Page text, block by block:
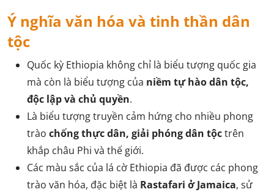
Ý nghĩa văn hóa và tinh thần dân
tộc
Quốc kỳ Ethiopia không chỉ là biểu tượng quốc gia
mà còn là biểu tượng của niềm tự hào dân tộc,
độc lập và chủ quyền.
Là biểu tượng truyền cảm hứng cho nhiều phong
trào chống thực dân, giải phóng dân tộctrên
khắp châu Phi và thế giới.
Các màu sắc của lá cờ Ethiopia đã được các phong
trào văn hóa, đặc biệt là Rastafari ở Jamaica, sử